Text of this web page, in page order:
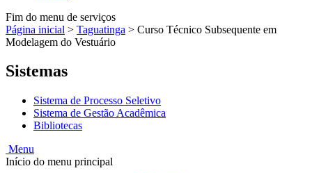
Fim do menu de serviços
Página inicial > Taguatinga > Curso Técnico Subsequente em
Modelagem do Vestuário
Sistemas
Sistema de Processo Seletivo
Sistema de Gestão Acadêmica
Bibliotecas
Menu
Início do menu principal